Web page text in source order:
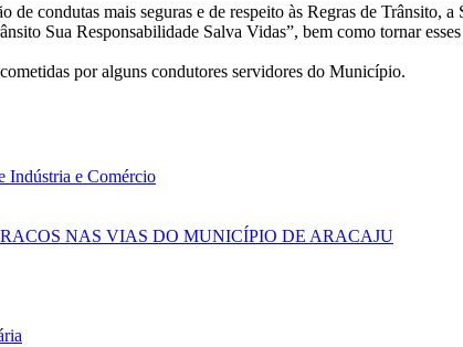
condutas mais seguras e de respeito às Regras de Trânsito,
Sua Responsabilidade Salva Vidas”, bem como tornar
por alguns condutores servidores do Município.
Indústria e Comércio
NAS VIAS DO MUNICÍPIO DE ARACAJU